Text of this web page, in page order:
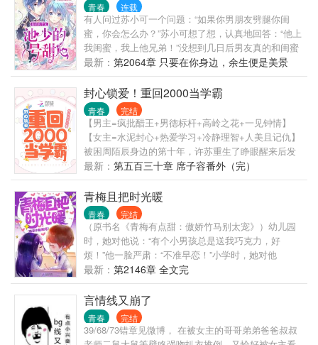
青春 连载
有人问过苏小可一个问题：“如果你男朋友劈腿你闺
蜜，你会怎么办？”苏小可想了想，认真地回答：“他上
我闺蜜，我上他兄弟！”没想到几日后男友真的和闺蜜
在一起，她转而找上他兄弟路城池。“听说你想上
我？”路城池邪魅一笑，将她逼进墙角。“你，你怎么知
道？”苏小可咽了咽口水，盯着眼前这张完美脸颊。因
为她是他一直以来的念念不忘，是他唯一想给的独家
专宠。
最新： 第2064章 只要在你身边，余生便是美景
（全文完）
封心锁爱！重回2000当学霸
青春 完结
【男主=疯批醋王+男德标杆+高岭之花+一见钟情】
【女主=水泥封心+热爱学习+冷静理智+人美且记仇】
被困周陌辰身边的第十年，许苏重生了睁眼醒来后发
现自己回到初三暑假这时的周陌辰还没有出现，唯一
关心自己的外婆也活着，一切遗憾都来得及弥补许苏
掏出小本本上写好人生注意事项：对可能遇见周陌辰
的地方——躲着走对前世重男轻女的父母——尽早逃
脱原生家庭对偏瘫十年后毫无体面死去的外婆——不
让憾事重演，让外婆安享晚年还有最最让她遗憾的学
业——考上理想的大学。这辈子她只想好好学习，天
天向上。
最新： 第五百三十章 席子容番外（完）
青梅且把时光暖
青春 完结
（原书名《青梅有点甜：傲娇竹马别太宠》）幼儿园
时，她对他说：“有个小男孩总是送我巧克力，好
烦！”他一脸严肃：“不准早恋！”小学时，她对他
说：“有个小男生总是给我写情书，好讨厌！”他一脸严
肃：“不准早恋！”高中那年，他对她说：“我喜欢你，
做我女朋友。”她有样学样：“你说了，不准早恋！”他
勾唇一笑：“你跟我在一起，就不叫早恋。”“那叫什
么？”“那叫——竹马亲梅、两小有猜。”傲娇闷骚竹马
+元气活力小青梅=甜宠指数100%！系列文《青梅初长
最新： 第2146章 全文完
言情线又崩了
青春 完结
39/68/73错章见微博， 在被女主的哥哥弟弟爸爸叔叔